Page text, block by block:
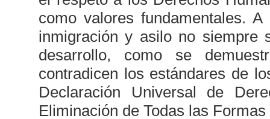
como valores fundamentales.
inmigración y asilo no siempre
desarrollo, como se
contradicen los estándares de
Declaración Universal de
Eliminación de Todas las